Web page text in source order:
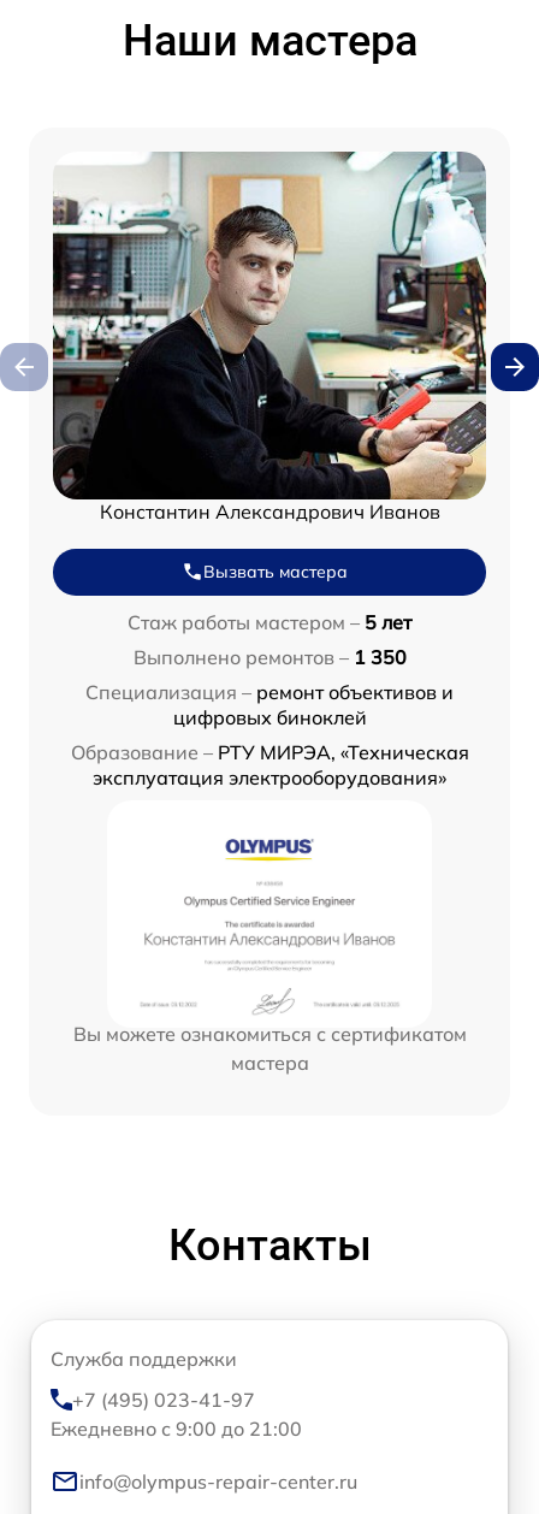
Наши мастера
Константин Александрович Иванов
Вызвать мастера
Стаж работы мастером – 5 лет
Выполнено ремонтов – 1 350
Специализация – ремонт объективов и
цифровых биноклей
Образование – РТУ МИРЭА, «Техническая
эксплуатация электрооборудования»
Вы можете ознакомиться с сертификатом
мастера
Контакты
Служба поддержки
+7 (495) 023-41-97
Ежедневно с 9:00 до 21:00
info@olympus-repair-center.ru